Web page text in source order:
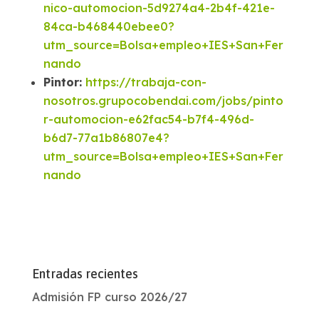
nico-automocion-5d9274a4-2b4f-421e-
84ca-b468440ebee0?
utm_source=Bolsa+empleo+IES+San+Fer
nando
Pintor: https://trabaja-con-
nosotros.grupocobendai.com/jobs/pinto
r-automocion-e62fac54-b7f4-496d-
b6d7-77a1b86807e4?
utm_source=Bolsa+empleo+IES+San+Fer
nando
Entradas recientes
Admisión FP curso 2026/27